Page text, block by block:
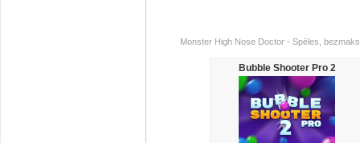
Monster High Nose Doctor - Spēles,
Bubble Shooter Pro 2